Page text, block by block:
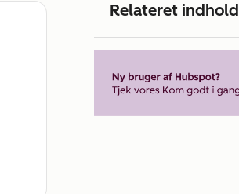
Relateret indhold